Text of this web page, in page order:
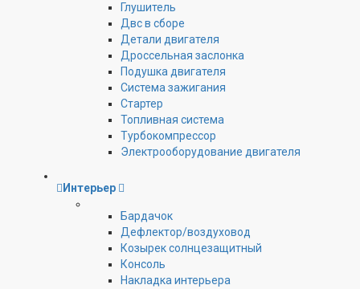
Глушитель
Двс в сборе
Детали двигателя
Дроссельная заслонка
Подушка двигателя
Система зажигания
Стартер
Топливная система
Турбокомпрессор
Электрооборудование двигателя
Интерьер
Бардачок
Дефлектор/воздуховод
Козырек солнцезащитный
Консоль
Накладка интерьера